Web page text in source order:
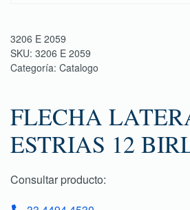
3206 E 2059
SKU: 3206 E 2059
Categoría: Catalogo
FLECHA
ESTRIAS 12
Consultar producto: